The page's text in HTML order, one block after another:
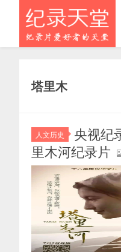
塔里木
人文历史
央视纪
里木河纪录片